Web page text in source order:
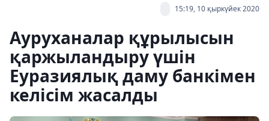
15:19, 10 қыркүйек 2020
Ауруханалар құрылысын
қаржыландыру үшін
Еуразиялық даму банкімен
келісім жасалды